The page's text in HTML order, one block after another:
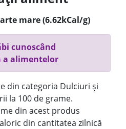
mare (6.62kCal/g)
cunoscând
a alimentelor
din categoria Dulciuri și
la 100 de grame.
din acest produs
din cantitatea zilnică